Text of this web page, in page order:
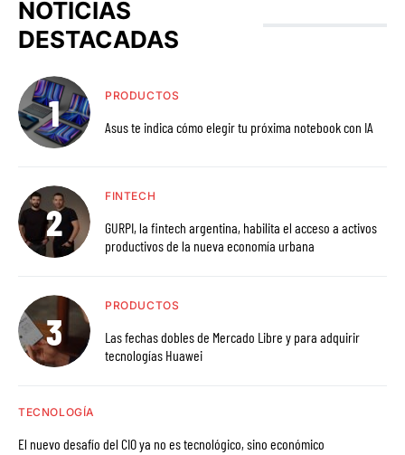
NOTICIAS
DESTACADAS
PRODUCTOS
Asus te indica cómo elegir tu próxima notebook con IA
FINTECH
GURPI, la fintech argentina, habilita el acceso a activos
productivos de la nueva economía urbana
PRODUCTOS
Las fechas dobles de Mercado Libre y para adquirir
tecnologías Huawei
TECNOLOGÍA
El nuevo desafío del CIO ya no es tecnológico, sino económico